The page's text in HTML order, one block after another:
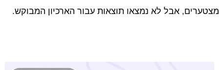
מצטערים, אבל לא נמצאו תוצאות עבור הארכיון המבוקש.